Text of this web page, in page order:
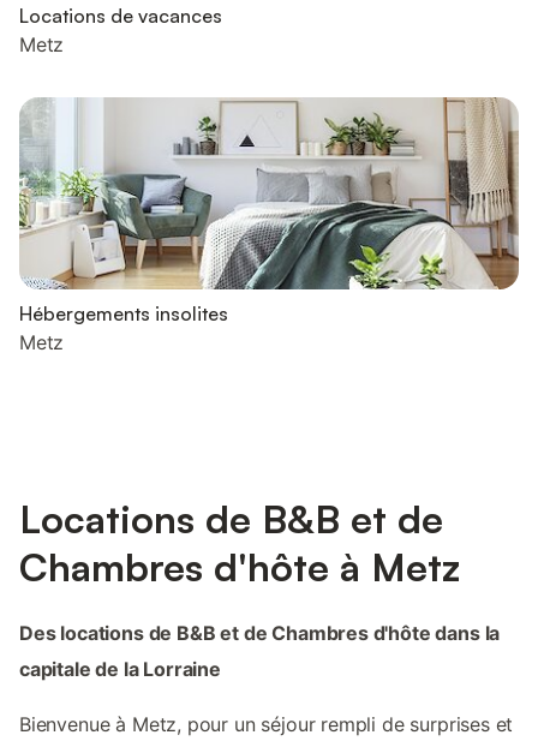
Locations de vacances
Metz
Hébergements insolites
Metz
Locations de B&B et de
Chambres d'hôte à Metz
Des locations de B&B et de Chambres d'hôte dans la
capitale de la Lorraine
Bienvenue à Metz, pour un séjour rempli de surprises et